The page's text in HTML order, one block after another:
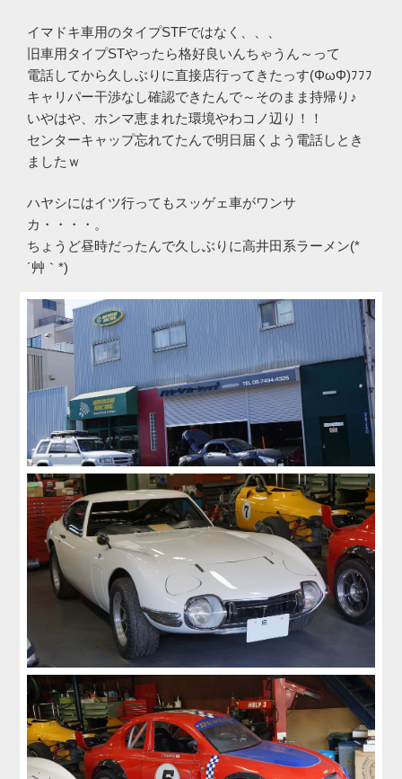
イマドキ車用のタイプSTFではなく、、、
旧車用タイプSTやったら格好良いんちゃうん～って
電話してから久しぶりに直接店行ってきたっす(ΦωΦ)ﾌﾌﾌ
キャリパー干渉なし確認できたんで～そのまま持帰り♪
いやはや、ホンマ恵まれた環境やわコノ辺り！！
センターキャップ忘れてたんで明日届くよう電話しとき
ましたｗ
ハヤシにはイツ行ってもスッゲェ車がワンサ
カ・・・・。
ちょうど昼時だったんで久しぶりに高井田系ラーメン(*
´艸｀*)